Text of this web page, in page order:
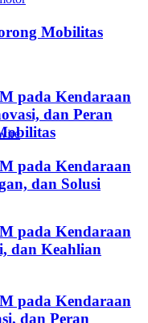
Mobilitas
pada Kendaraan
dan Peran
pada Kendaraan
dan Solusi
pada Kendaraan
dan Keahlian
pada Kendaraan
dan Peran